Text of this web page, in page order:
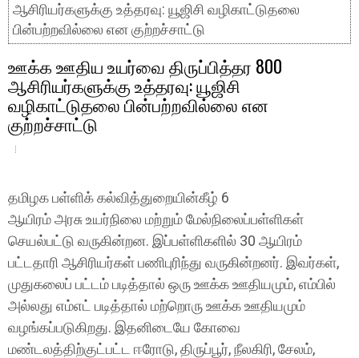
ஆசிரியர்களுக்கு உத்தரவு: யூஜிசி வழிகாட்டுதலை
பின்பற்றவில்லை என குற்றச்சாட்டு
ஊக்க ஊதிய உயர்வை திருப்பித்தர 800
ஆசிரியர்களுக்கு உத்தரவு: யூஜிசி
வழிகாட்டுதலை பின்பற்றவில்லை என
குற்றச்சாட்டு
தமிழக பள்ளிக் கல்வித்துறையின்கீழ் 6
ஆயிரம் அரசு உயர்நிலை மற்றும் மேல்நிலைப்பள்ளிகள்
செயல்பட்டு வருகின்றன. இப்பள்ளிகளில் 30 ஆயிரம்
பட்டதாரி ஆசிரியர்கள் பணிபுரிந்து வருகின்றனர். இவர்கள்,
முதுகலைப் பட்டம் படித்தால் ஒரு ஊக்க ஊதியமும், எம்பில்
அல்லது எம்எட் படித்தால் மற்றொரு ஊக்க ஊதியமும்
வழங்கப்படுகிறது. இதனிடையே கோவை
மண்டலத்திற்குட்பட்ட ஈரோடு, திருப்பூர், நீலகிரி, சேலம்,